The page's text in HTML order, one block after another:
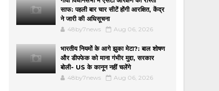
साफ: पहली बार चार सीटें होंगी आरक्षित, केंद्र
ने जारी की अधिसूचना
48by7news Aug 06, 2026
भारतीय नियमों के आगे झुका मेटा?: बाल शोषण
और डीपफेक को माना गंभीर मुद्दा, सरकार
बोली- US के कानून नहीं चलेंगे
48by7news Aug 06, 2026